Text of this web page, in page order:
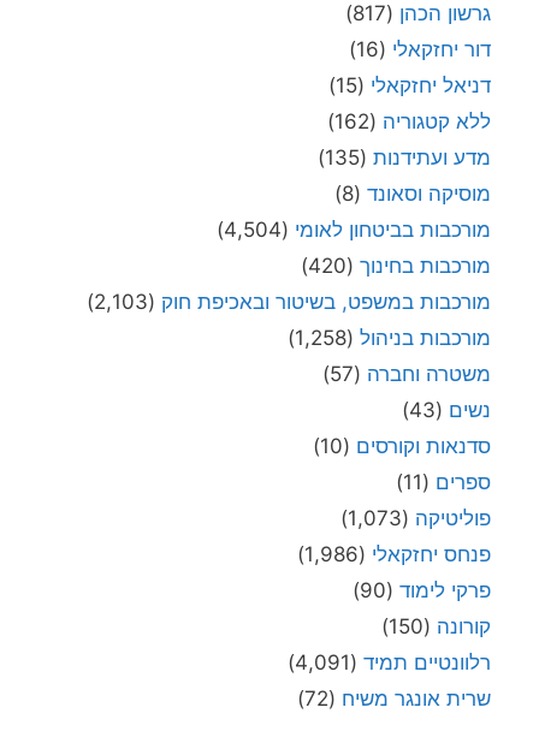
גרשון הכהן (817)
דור יחזקאלי (16)
דניאל יחזקאלי (15)
ללא קטגוריה (162)
מדע ועתידנות (135)
מוסיקה וסאונד (8)
מורכבות בביטחון לאומי (4,504)
מורכבות בחינוך (420)
מורכבות במשפט, בשיטור ובאכיפת חוק (2,103)
מורכבות בניהול (1,258)
משטרה וחברה (57)
נשים (43)
סדנאות וקורסים (10)
ספרים (11)
פוליטיקה (1,073)
פנחס יחזקאלי (1,986)
פרקי לימוד (90)
קורונה (150)
רלוונטיים תמיד (4,091)
שרית אונגר משיח (72)